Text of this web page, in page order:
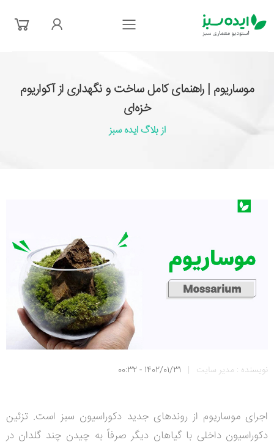
فهرست
موساریوم | راهنمای کامل ساخت و نگهداری از آکواریوم‌
خزه‌ای
از بلاگ ایده سبز
نویسنده : مدیر سایت |
1402/01/31 - 00:32
اجرای موساریوم از روندهای جدید دکوراسیون سبز است. تزئین
دکوراسیون داخلی با گیاهان دیگر صرفاً به چیدن چند گلدان در